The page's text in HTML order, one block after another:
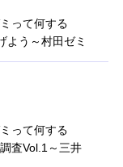
って何する
う～村田ゼミ
って何する
査Vol.1～三井